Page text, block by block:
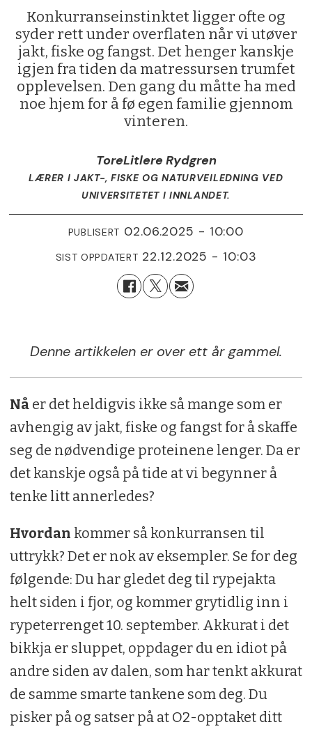
Konkurranseinstinktet ligger ofte og
syder rett under overflaten når vi utøver
jakt, fiske og fangst. Det henger kanskje
igjen fra tiden da matressursen trumfet
opplevelsen. Den gang du måtte ha med
noe hjem for å fø egen familie gjennom
vinteren.
ToreLitlere Rydgren
LÆRER I JAKT-, FISKE OG NATURVEILEDNING VED
UNIVERSITETET I INNLANDET.
PUBLISERT 02.06.2025 - 10:00
SIST OPPDATERT 22.12.2025 - 10:03
Denne artikkelen er over ett år gammel.
Nåer det heldigvis ikke så mange som er
avhengig av jakt, fiske og fangst for å skaffe
seg de nødvendige proteinene lenger. Da er
det kanskje også på tide at vi begynner å
tenke litt annerledes?
Hvordan kommer så konkurransen til
uttrykk? Det er nok av eksempler. Se for deg
følgende: Du har gledet deg til rypejakta
helt siden i fjor, og kommer grytidlig inn i
rypeterrenget 10. september. Akkurat i det
bikkja er sluppet, oppdager du en idiot på
andre siden av dalen, som har tenkt akkurat
de samme smarte tankene som deg. Du
pisker på og satser på at O2-opptaket ditt